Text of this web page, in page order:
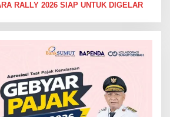
RALLY 2026 SIAP UNTUK DIGELAR